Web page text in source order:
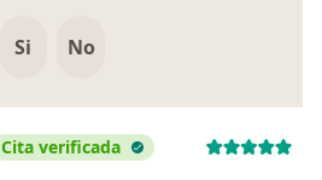
Si No
Cita verificada